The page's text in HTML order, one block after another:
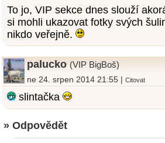
To jo, VIP sekce dnes slouží
si mohli ukazovat fotky svých
nikdo veřejně.
palucko (VIP BigBoš)
ne 24. srpen 2014 21:55 | Citovat
slintačka
» Odpovědět